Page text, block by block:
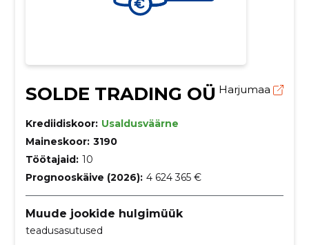
SOLDE TRADING OÜ Harjumaa
Krediidiskoor: Usaldusväärne
Maineskoor: 3190
Töötajaid: 10
Prognooskäive (2026): 4 624 365 €
Muude jookide hulgimüük
teadusasutused